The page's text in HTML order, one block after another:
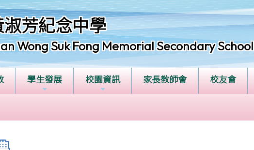
芳紀念中學
Wong Suk Fong Memorial Secondary School
學生發展 校園資訊 家長教師會 校友會